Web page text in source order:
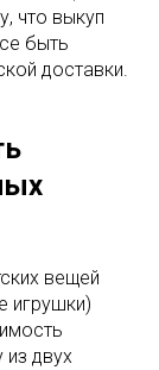
что выкуп
быть
доставки.
вещей
игрушки)
двух